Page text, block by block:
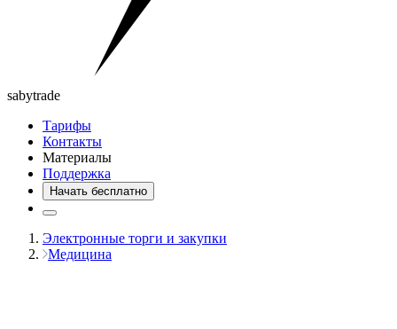
sabytrade
Тарифы
Контакты
Материалы
Поддержка
Начать бесплатно
Электронные торги и закупки
Медицина